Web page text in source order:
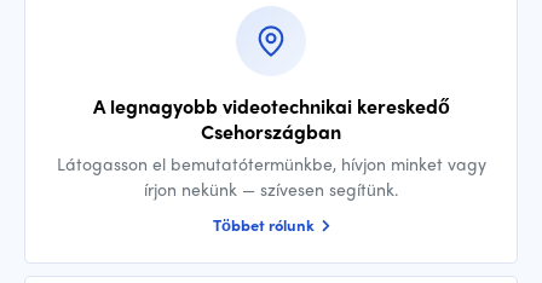
A legnagyobb videotechnikai kereskedő
Csehországban
Látogasson el bemutatótermünkbe, hívjon minket vagy
írjon nekünk — szívesen segítünk.
Többet rólunk